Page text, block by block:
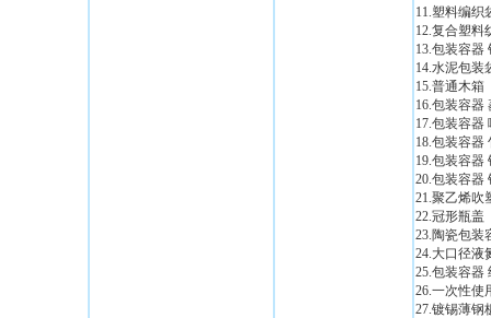
11.塑料编织
12.复合塑料
13.包装容器
14.水泥包装
15.普通木箱
16.包装容器
17.包装容器
18.包装容器
19.包装容器
20.包装容器
21.聚乙烯吹
22.冠形瓶盖
23.陶瓷包装
24.大口径液
25.包装容器
26.一次性使
27.镀锡薄钢